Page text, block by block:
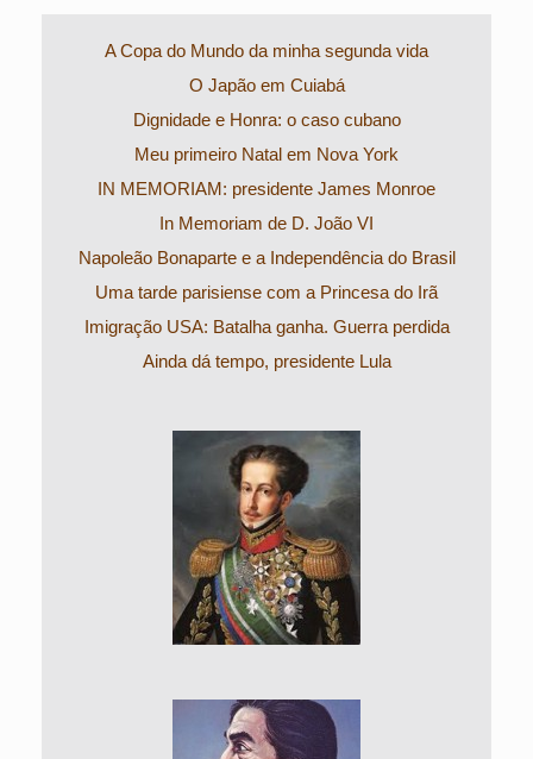
A Copa do Mundo da minha segunda vida
O Japão em Cuiabá
Dignidade e Honra: o caso cubano
Meu primeiro Natal em Nova York
IN MEMORIAM: presidente James Monroe
In Memoriam de D. João VI
Napoleão Bonaparte e a Independência do Brasil
Uma tarde parisiense com a Princesa do Irã
Imigração USA: Batalha ganha. Guerra perdida
Ainda dá tempo, presidente Lula